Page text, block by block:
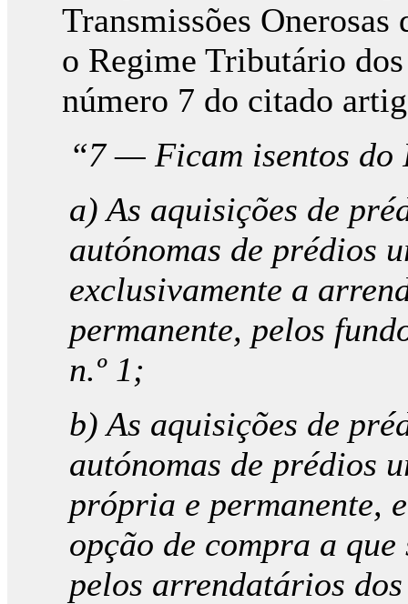
Transmissões
o Regime Tributário
número 7 do citado
“7 — Ficam isentos do
a) As aquisições de
autónomas de prédios
exclusivamente a
permanente, pelos
n.º 1;
b) As aquisições de
autónomas de prédios
própria e permanente,
opção de compra a
pelos arrendatários